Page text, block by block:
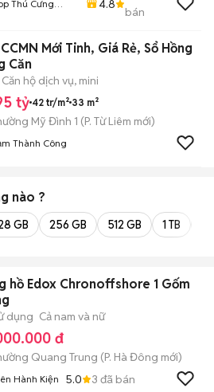
Thú Cưng
4.8
bán
Mới Tinh, Giá Rẻ, Sổ Hồng
Căn
Căn hộ dịch vụ, mini
tỷ 42 tr/m² 33 m²
Mỹ Đình 1 (P. Từ Liêm mới)
Thành Công
nào ?
GB 256 GB 512 GB 1 TB
hồ Edox Chronoffshore 1 Gốm
dụng Cả nam và nữ
đ
Quang Trung (P. Hà Đông mới)
Hành Kiện 5.0 3 đã bán